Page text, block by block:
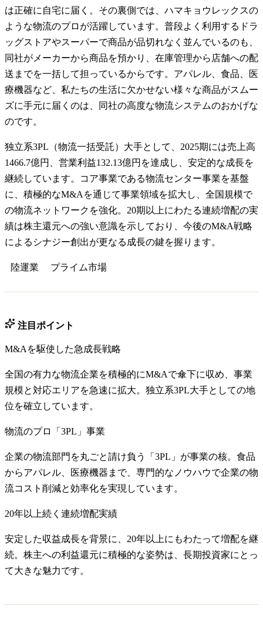
は正確に自宅に届く。その裏側では、ハマキョウレックスの
ような物流のプロが活躍しています。普段よく利用するドラ
ッグストアやスーパーで商品が品切れなく並んでいるのも、
同社がメーカーから商品を預かり、在庫管理から店舗への配
送までを一括して担っているからです。アパレル、食品、医
療機器など、私たちの生活に欠かせない様々な商品がスムー
ズに手元に届くのは、同社の高度な物流システムのおかげな
のです。
独立系3PL（物流一括受託）大手として、2025期には売上高
1466.7億円、営業利益132.13億円を達成し、安定的な成長を
継続しています。コア事業である物流センター事業を基盤
に、積極的なM&Aを通じて事業領域を拡大し、全国規模で
の物流ネットワークを強化。20期以上にわたる連続増配の実
績は株主還元への強い意識を示しており、今後のM&A戦略
によるシナジー創出が更なる成長の鍵を握ります。
陸運業 プライム市場
注目ポイント
M&Aを駆使した急成長戦略
全国の有力な物流企業を積極的にM&Aで傘下に収め、事業
規模と対応エリアを急速に拡大。独立系3PL大手としての地
位を確立しています。
物流のプロ「3PL」事業
企業の物流部門を丸ごと請け負う「3PL」が事業の核。食品
からアパレル、医療機器まで、専門的なノウハウで企業の物
流コスト削減と効率化を実現しています。
20年以上続く連続増配実績
安定した収益成長を背景に、20年以上にもわたって増配を継
続。株主への利益還元に積極的な姿勢は、長期投資家にとっ
て大きな魅力です。